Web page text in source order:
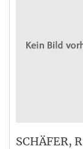
SCHÄFER,